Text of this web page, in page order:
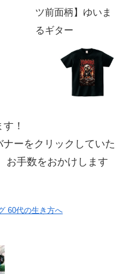
ツ前面柄】ゆいま
るギター
！
ーをクリックしていた
お手数をおかけします